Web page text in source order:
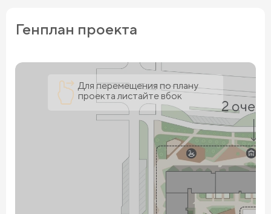
Генплан проекта
Для перемещения по плану
проекта листайте вбок